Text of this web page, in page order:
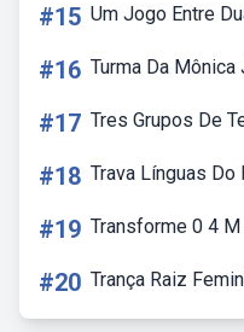
#15 Um Jogo Entre
#16 Turma Da Mônica
#17 Tres Grupos De
#18 Trava Línguas
#19 Transforme 0 4
#20 Trança Raiz